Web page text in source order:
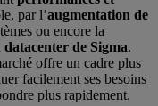
par l’augmentation de
ou encore la
de Sigma.
offre un cadre plus
facilement ses besoins
plus rapidement.